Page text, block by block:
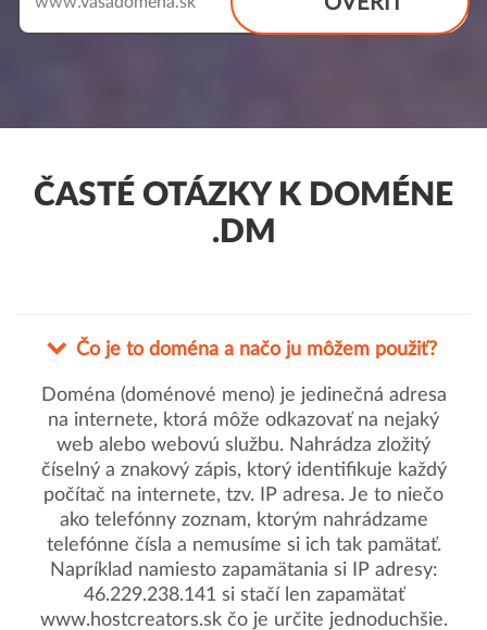
ČASTÉ OTÁZKY K DOMÉNE
.DM
Čo je to doména a načo ju môžem použiť?
Doména (doménové meno) je jedinečná adresa
na internete, ktorá môže odkazovať na nejaký
web alebo webovú službu. Nahrádza zložitý
číselný a znakový zápis, ktorý identifikuje každý
počítač na internete, tzv. IP adresa. Je to niečo
ako telefónny zoznam, ktorým nahrádzame
telefónne čísla a nemusíme si ich tak pamätať.
Napríklad namiesto zapamätania si IP adresy:
46.229.238.141 si stačí len zapamätať
www.hostcreators.sk čo je určite jednoduchšie.